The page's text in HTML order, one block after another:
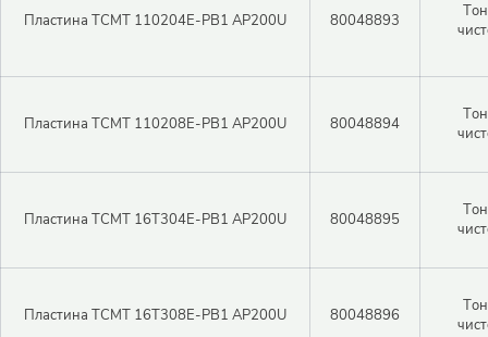
Пластина TCMT 110204E-PB1 AP200U 80048893
Пластина TCMT 110208E-PB1 AP200U 80048894
Пластина TCMT 16T304E-PB1 AP200U 80048895
Пластина TCMT 16T308E-PB1 AP200U 80048896